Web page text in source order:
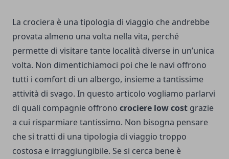
La crociera è una tipologia di viaggio che andrebbe
provata almeno una volta nella vita, perché
permette di visitare tante località diverse in un’unica
volta. Non dimentichiamoci poi che le navi offrono
tutti i comfort di un albergo, insieme a tantissime
attività di svago. In questo articolo vogliamo parlarvi
di quali compagnie offrono crociere low cost grazie
a cui risparmiare tantissimo. Non bisogna pensare
che si tratti di una tipologia di viaggio troppo
costosa e irraggiungibile. Se si cerca bene è